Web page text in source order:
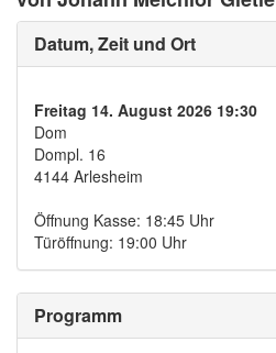
Datum, Zeit und Ort
Freitag 14. August 2026 19:30
Dom
Dompl. 16
4144 Arlesheim
Öffnung Kasse: 18:45 Uhr
Türöffnung: 19:00 Uhr
Programm